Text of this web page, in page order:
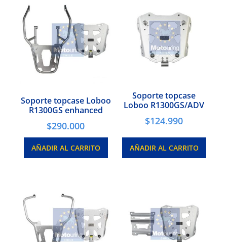
Soporte topcase Loboo
R1300GS enhanced
$290.000
AÑADIR AL CARRITO
Soporte topcase
Loboo R1300GS/ADV
$124.990
AÑADIR AL CARRITO